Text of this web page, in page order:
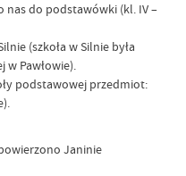
nas do podstawówki (kl. IV –
(szkoła w Silnie była
w Pawłowie).
podstawowej przedmiot:
Janinie